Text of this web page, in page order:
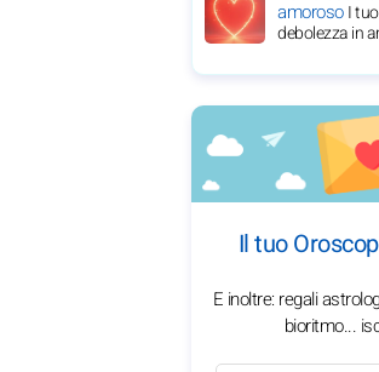
amorosoI
debolezza in
Il tuo
E inoltre: regali
bioritmo...